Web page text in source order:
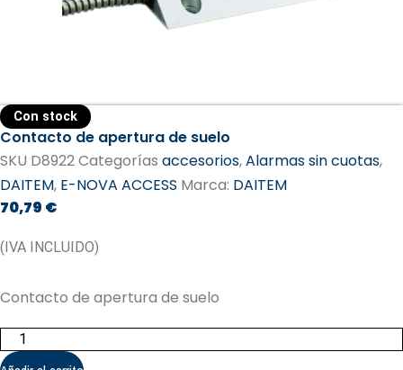
Con stock
Contacto de apertura de suelo
SKU D8922Categorías accesorios,Alarmas sin cuotas,
DAITEM, E-NOVA ACCESS Marca: DAITEM​
70,79 €
(IVA INCLUIDO)
Contacto de apertura de suelo
Contacto
de
apertura